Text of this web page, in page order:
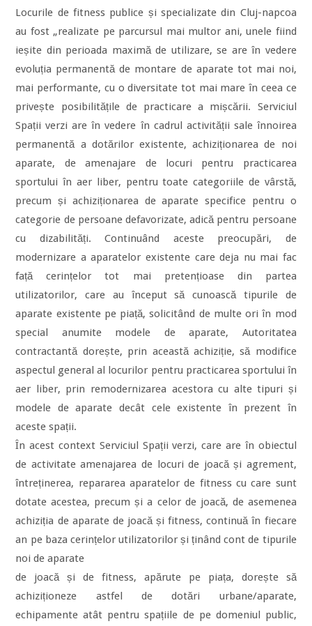
Locurile de fitness publice și specializate din Cluj-napcoa
au fost „realizate pe parcursul mai multor ani, unele fiind
ieșite din perioada maximă de utilizare, se are în vedere
evoluția permanentă de montare de aparate tot mai noi,
mai performante, cu o diversitate tot mai mare în ceea ce
privește posibilitățile de practicare a mișcării. Serviciul
Spații verzi are în vedere în cadrul activității sale înnoirea
permanentă a dotărilor existente, achiziționarea de noi
aparate, de amenajare de locuri pentru practicarea
sportului în aer liber, pentru toate categoriile de vârstă,
precum și achiziționarea de aparate specifice pentru o
categorie de persoane defavorizate, adică pentru persoane
cu dizabilități. Continuând aceste preocupări, de
modernizare a aparatelor existente care deja nu mai fac
față cerințelor tot mai pretențioase din partea
utilizatorilor, care au început să cunoască tipurile de
aparate existente pe piață, solicitând de multe ori în mod
special anumite modele de aparate, Autoritatea
contractantă dorește, prin această achiziție, să modifice
aspectul general al locurilor pentru practicarea sportului în
aer liber, prin remodernizarea acestora cu alte tipuri și
modele de aparate decât cele existente în prezent în
aceste spații.
În acest context Serviciul Spații verzi, care are în obiectul
de activitate amenajarea de locuri de joacă și agrement,
întreținerea, repararea aparatelor de fitness cu care sunt
dotate acestea, precum și a celor de joacă, de asemenea
achiziția de aparate de joacă și fitness, continuă în fiecare
an pe baza cerințelor utilizatorilor și ținând cont de tipurile
noi de aparate
de joacă și de fitness, apărute pe piața, dorește să
achiziționeze astfel de dotări urbane/aparate,
echipamente atât pentru spațiile de pe domeniul public,